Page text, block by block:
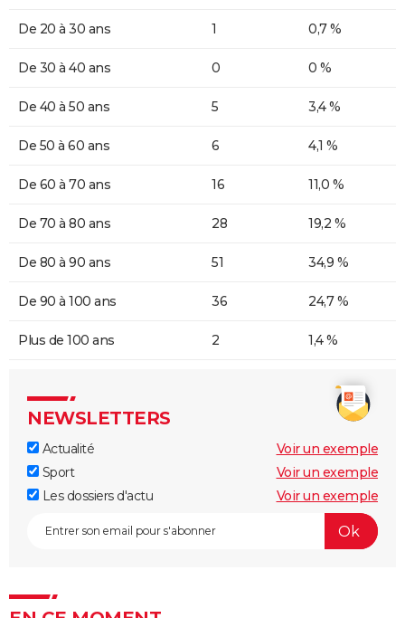
De 20 à 30 ans 1 0,7 %
De 30 à 40 ans 0 0 %
De 40 à 50 ans 5 3,4 %
De 50 à 60 ans 6 4,1 %
De 60 à 70 ans 16 11,0 %
De 70 à 80 ans 28 19,2 %
De 80 à 90 ans 51 34,9 %
De 90 à 100 ans 36 24,7 %
Plus de 100 ans 2 1,4 %
NEWSLETTERS
Actualité
Voir un exemple
Sport
Voir un exemple
Les dossiers d'actu
Voir un exemple